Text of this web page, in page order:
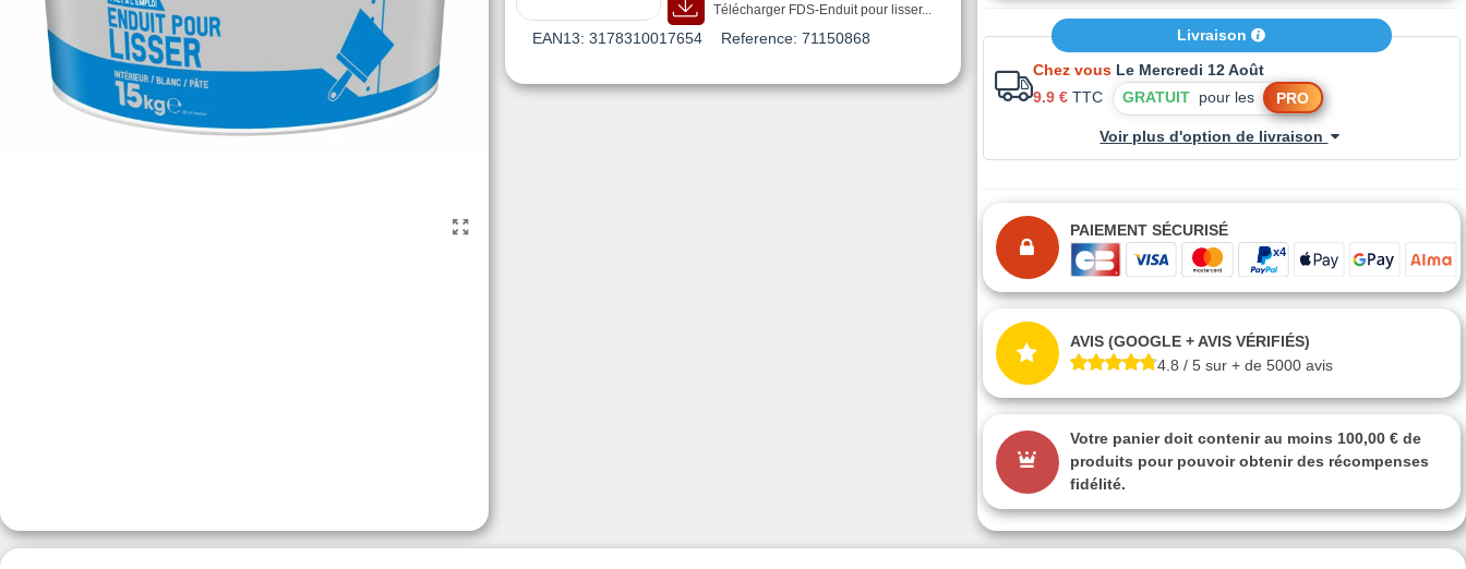
Télécharger FDS-Enduit pour lisser...
EAN13: 3178310017654 Reference: 71150868
Livraison
Chez vous Le Mercredi 12 Août
9.9 € TTC GRATUITpour les PRO
Voir plus d'option de livraison
PAIEMENT SÉCURISÉ
AVIS (GOOGLE + AVIS VÉRIFIÉS)
4.8 / 5 sur + de 5000 avis
Votre panier doit contenir au moins 100,00 € de
produits pour pouvoir obtenir des récompenses
fidélité.